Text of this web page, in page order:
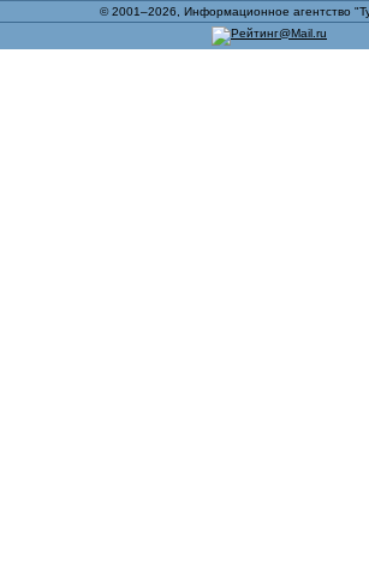
© 2001–2026, Информационное агентство